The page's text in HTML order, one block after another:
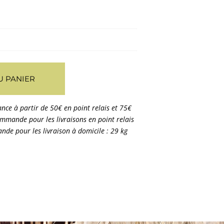
PANIER